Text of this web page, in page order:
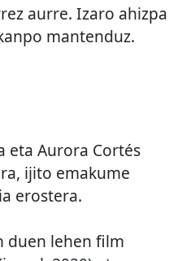
aurre. Izaro ahizpa
mantenduz.
eta Aurora Cortés
ijito emakume
erostera.
duen lehen film